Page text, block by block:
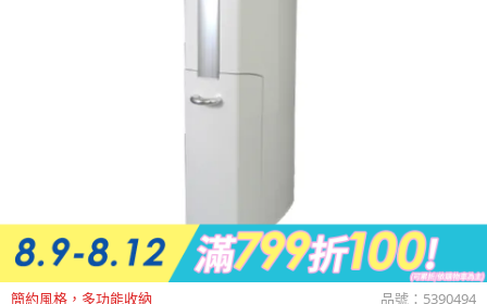
簡約風格，多功能收納 品號： 5390494